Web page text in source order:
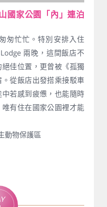
國家公園「內」連泊
匆忙忙。特別安排入住
兩晚，這間飯店不
佳位置，更曾被《孤獨
從飯店出發搭乘接駁車
若感到疲憊，也能隨時
有住在國家公園裡才能
動物保護區